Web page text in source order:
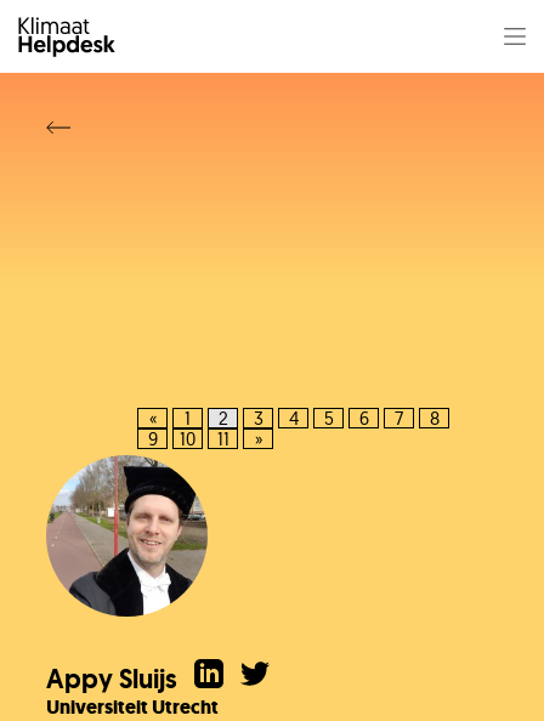
« 1 2 3 4 5 6 7
8
9
10 11 »
Appy Sluijs
Universiteit Utrecht